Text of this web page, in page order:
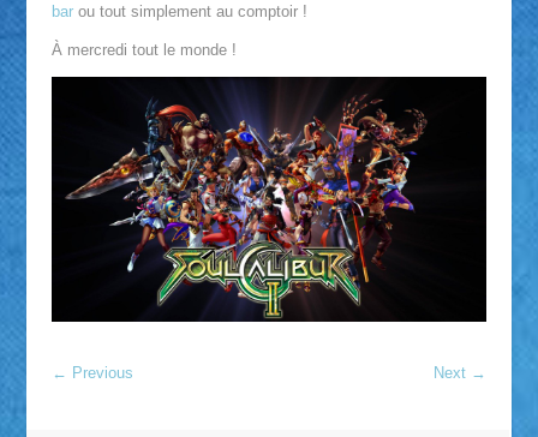
barou tout simplement au comptoir !
À mercredi tout le monde !
← Previous Next →